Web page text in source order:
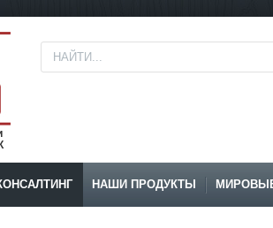
НАШИ ПРОДУКТЫ